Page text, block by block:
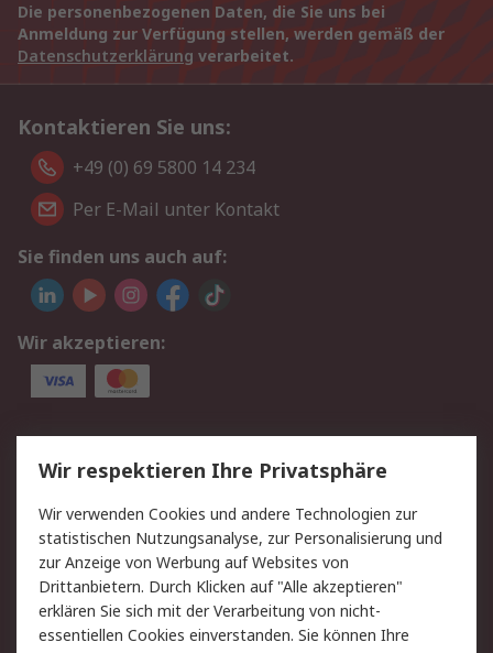
Die personenbezogenen Daten, die Sie uns bei
Anmeldung zur Verfügung stellen, werden gemäß der
Datenschutzerklärung verarbeitet.
Kontaktieren Sie uns:
+49 (0) 69 5800 14 234
Per E-Mail unter Kontakt
Sie finden uns auch auf:
Wir akzeptieren:
Service
Value Added Services
Lieferlösungen
Rücksendungen
Kontakt
Hilfe
Privatkunden
Rechtliches
AGB Datenschutz
Wir respektieren Ihre Privatsphäre
Wir verwenden Cookies und andere Technologien zur
statistischen Nutzungsanalyse, zur Personalisierung und
zur Anzeige von Werbung auf Websites von
Drittanbietern. Durch Klicken auf "Alle akzeptieren"
erklären Sie sich mit der Verarbeitung von nicht-
essentiellen Cookies einverstanden. Sie können Ihre